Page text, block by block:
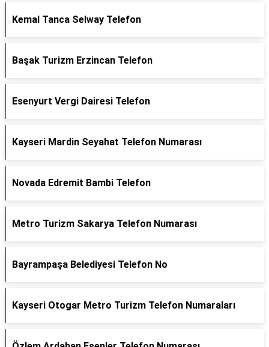
Kemal Tanca Selway Telefon
Başak Turizm Erzincan Telefon
Esenyurt Vergi Dairesi Telefon
Kayseri Mardin Seyahat Telefon Numarası
Novada Edremit Bambi Telefon
Metro Turizm Sakarya Telefon Numarası
Bayrampaşa Belediyesi Telefon No
Kayseri Otogar Metro Turizm Telefon Numaraları